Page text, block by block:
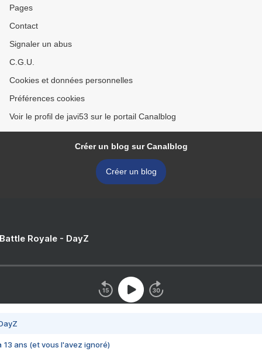
Pages
Contact
Signaler un abus
C.G.U.
Cookies et données personnelles
Préférences cookies
Voir le profil de javi53 sur le portail Canalblog
Créer un blog sur Canalblog
Créer un blog
Royale - DayZ
13 ans (et vous l'avez ignoré)